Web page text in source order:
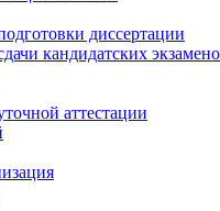
диссертации
кандидатских
аттестации